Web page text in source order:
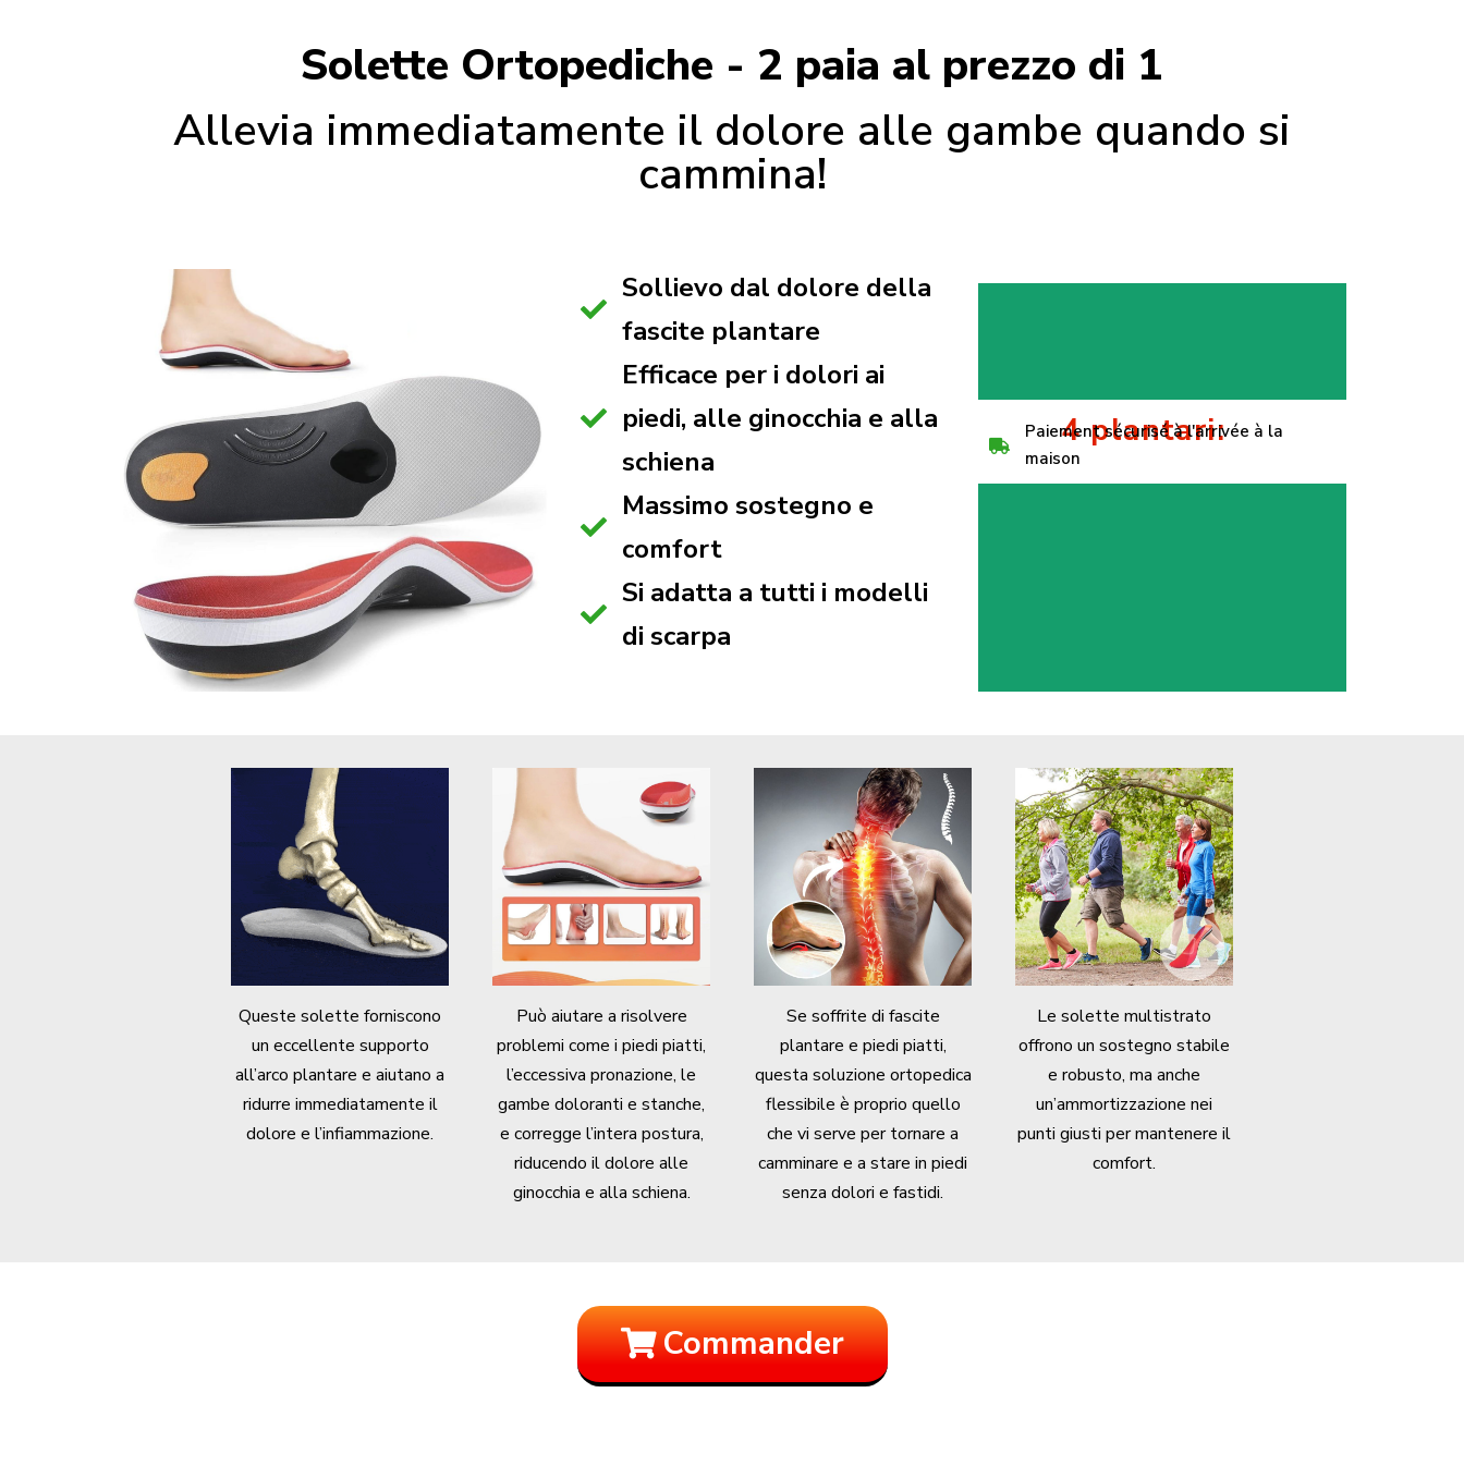
Solette Ortopediche - 2 paia al prezzo di 1
Allevia immediatamente il dolore alle gambe quando si
cammina!
Sollievo dal dolore della
fascite plantare
Efficace per i dolori ai
piedi, alle ginocchia e alla
schiena
Massimo sostegno e
comfort
Si adatta a tutti i modelli
di scarpa
4 plantari:
Paiement sécurisé à l'arrivée à la
maison
Queste solette forniscono
un eccellente supporto
all’arco plantare e aiutano a
ridurre immediatamente il
dolore e l’infiammazione.
Può aiutare a risolvere
problemi come i piedi piatti,
l’eccessiva pronazione, le
gambe doloranti e stanche,
e corregge l’intera postura,
riducendo il dolore alle
ginocchia e alla schiena.
Se soffrite di fascite
plantare e piedi piatti,
questa soluzione ortopedica
flessibile è proprio quello
che vi serve per tornare a
camminare e a stare in piedi
senza dolori e fastidi.
Le solette multistrato
offrono un sostegno stabile
e robusto, ma anche
un’ammortizzazione nei
punti giusti per mantenere il
comfort.
Commander